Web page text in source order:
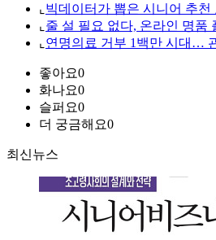
⌞ 빅데이터가 뽑은 시니어 추천
⌞ 줄 설 필요 없다, 온라인 명품
⌞ 연명의료 거부 1백만 시대…
좋아요0
화나요0
슬퍼요0
더 궁금해요0
최신뉴스